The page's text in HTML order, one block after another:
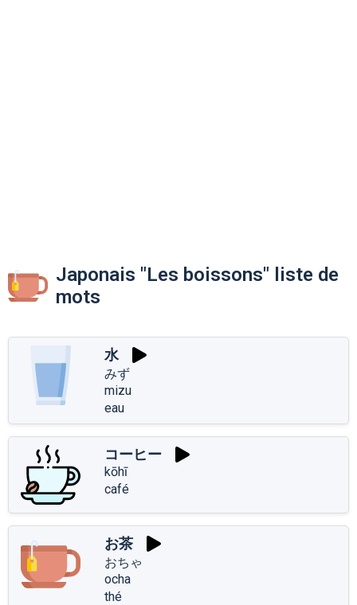
Japonais "Les boissons" liste de
mots
水
みず
mizu
eau
コーヒー
kōhī
café
お茶
おちゃ
ocha
thé